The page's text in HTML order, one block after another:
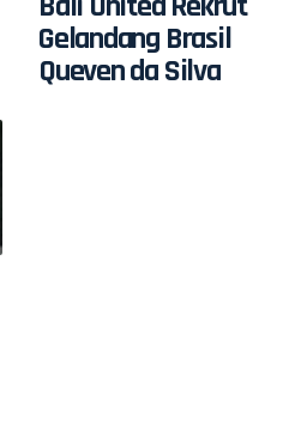
Gelandang Brasil
Queven da Silva